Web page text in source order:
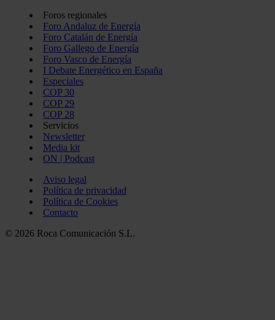
Foros regionales
Foro Andaluz de Energía
Foro Catalán de Energía
Foro Gallego de Energía
Foro Vasco de Energía
I Debate Energético en España
Especiales
COP 30
COP 29
COP 28
Servicios
Newsletter
Media kit
ON | Podcast
Aviso legal
Política de privacidad
Política de Cookies
Contacto
© 2026 Roca Comunicación S.L.